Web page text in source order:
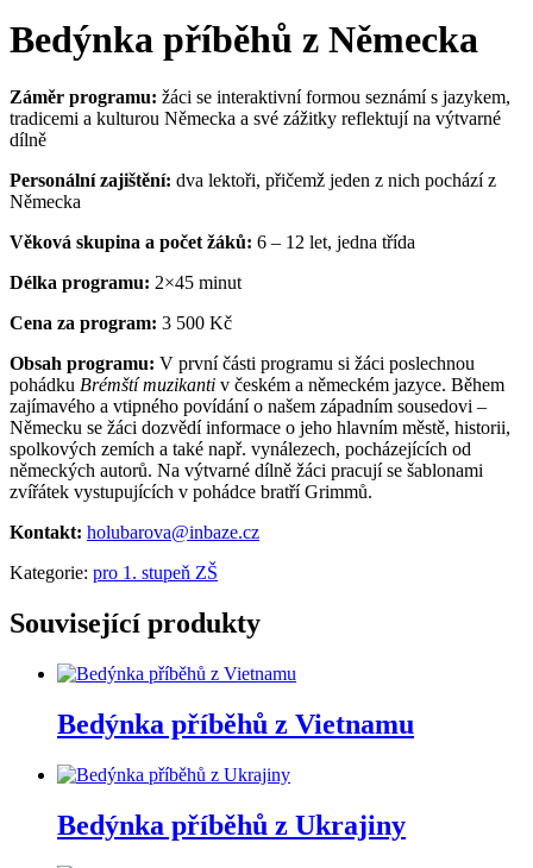
Bedýnka příběhů z Německa
Záměr programu: žáci se interaktivní formou seznámí s jazykem,
tradicemi a kulturou Německa a své zážitky reflektují na výtvarné
dílně
Personální zajištění: dva lektoři, přičemž jeden z nich pochází z
Německa
Věková skupina a počet žáků: 6 – 12 let, jedna třída
Délka programu: 2×45 minut
Cena za program: 3 500 Kč
Obsah programu: V první části programu si žáci poslechnou
pohádku Brémští muzikanti v českém a německém jazyce. Během
zajímavého a vtipného povídání o našem západním sousedovi –
Německu se žáci dozvědí informace o jeho hlavním městě, historii,
spolkových zemích a také např. vynálezech, pocházejících od
německých autorů. Na výtvarné dílně žáci pracují se šablonami
zvířátek vystupujících v pohádce bratří Grimmů.
Kontakt: holubarova@inbaze.cz
Kategorie: pro 1. stupeň ZŠ
Související produkty
Bedýnka příběhů z Vietnamu
Bedýnka příběhů z Ukrajiny